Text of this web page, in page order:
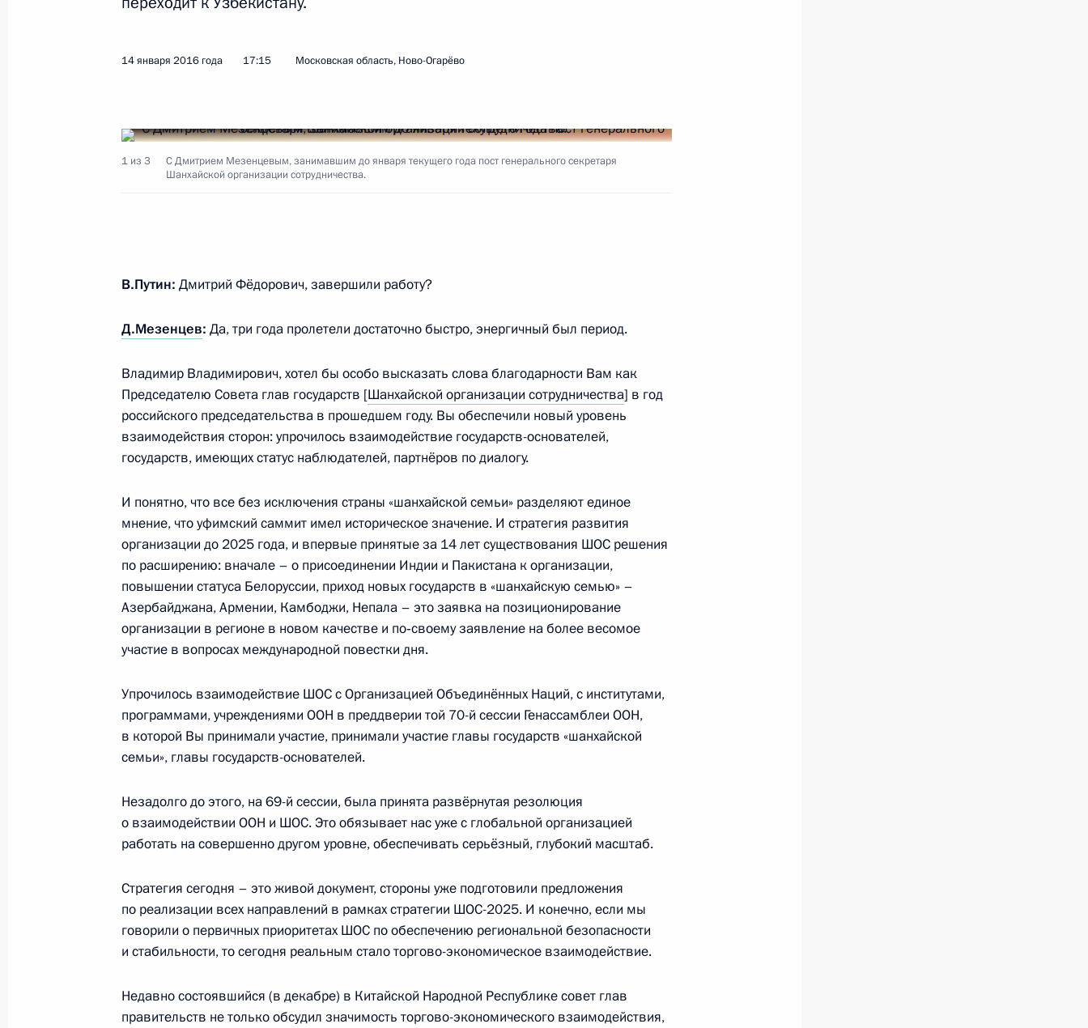
Показать следующие материалы
Леонидом Михельсоном
15 января 2016 года, пятница
Рабочая встреча с Председателем Правительства Дмитрием
Медведевым
15 января 2016 года, 15:40
Встреча с Президентом Греции Прокописом Павлопулосом
15 января 2016 года, 13:30 Московская область, Ново-Огарёво
14 января 2016 года, четверг
14 января 2016 года, 17:15 Московская область, Ново-Огарёво
инициатив
14 января 2016 года, 15:10 Московская область, Ново-Огарёво
13 января 2016 года, среда
Рабочая встреча с руководителем Федеральной
антимонопольной службы Игорем Артемьевым
3
14 января 2016 года 17:15 Московская область, Ново-Огарёво
1 из 3
С Дмитрием Мезенцевым, занимавшим до января текущего года пост генерального секретаря
Шанхайской организации сотрудничества.
В.Путин: Дмитрий Фёдорович, завершили работу?
Д.Мезенцев: Да, три года пролетели достаточно быстро, энергичный был период.
Владимир Владимирович, хотел бы особо высказать слова благодарности Вам как
Председателю Совета глав государств [Шанхайской организации сотрудничества] в год
российского председательства в прошедшем году. Вы обеспечили новый уровень
взаимодействия сторон: упрочилось взаимодействие государств-основателей,
государств, имеющих статус наблюдателей, партнёров по диалогу.
И понятно, что все без исключения страны «шанхайской семьи» разделяют единое
мнение, что уфимский саммит имел историческое значение. И стратегия развития
организации до 2025 года, и впервые принятые за 14 лет существования ШОС решения
по расширению: вначале – о присоединении Индии и Пакистана к организации,
повышении статуса Белоруссии, приход новых государств в «шанхайскую семью» –
Азербайджана, Армении, Камбоджи, Непала – это заявка на позиционирование
организации в регионе в новом качестве и по‑своему заявление на более весомое
участие в вопросах международной повестки дня.
Упрочилось взаимодействие ШОС с Организацией Объединённых Наций, с институтами,
программами, учреждениями ООН в преддверии той 70-й сессии Генассамблеи ООН,
в которой Вы принимали участие, принимали участие главы государств «шанхайской
семьи», главы государств-основателей.
Незадолго до этого, на 69-й сессии, была принята развёрнутая резолюция
о взаимодействии ООН и ШОС. Это обязывает нас уже с глобальной организацией
работать на совершенно другом уровне, обеспечивать серьёзный, глубокий масштаб.
Стратегия сегодня – это живой документ, стороны уже подготовили предложения
по реализации всех направлений в рамках стратегии ШОС-2025. И конечно, если мы
говорили о первичных приоритетах ШОС по обеспечению региональной безопасности
и стабильности, то сегодня реальным стало торгово-экономическое взаимодействие.
Недавно состоявшийся (в декабре) в Китайской Народной Республике совет глав
правительств не только обсудил значимость торгово-экономического взаимодействия,